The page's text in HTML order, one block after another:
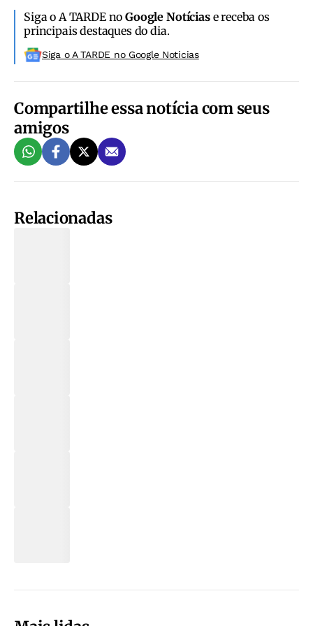
Siga o A TARDE noGoogle Notíciase receba os
principais destaques do dia.
Siga o A TARDE no Google Noticias
Compartilhe essa notícia com seus
amigos
Relacionadas